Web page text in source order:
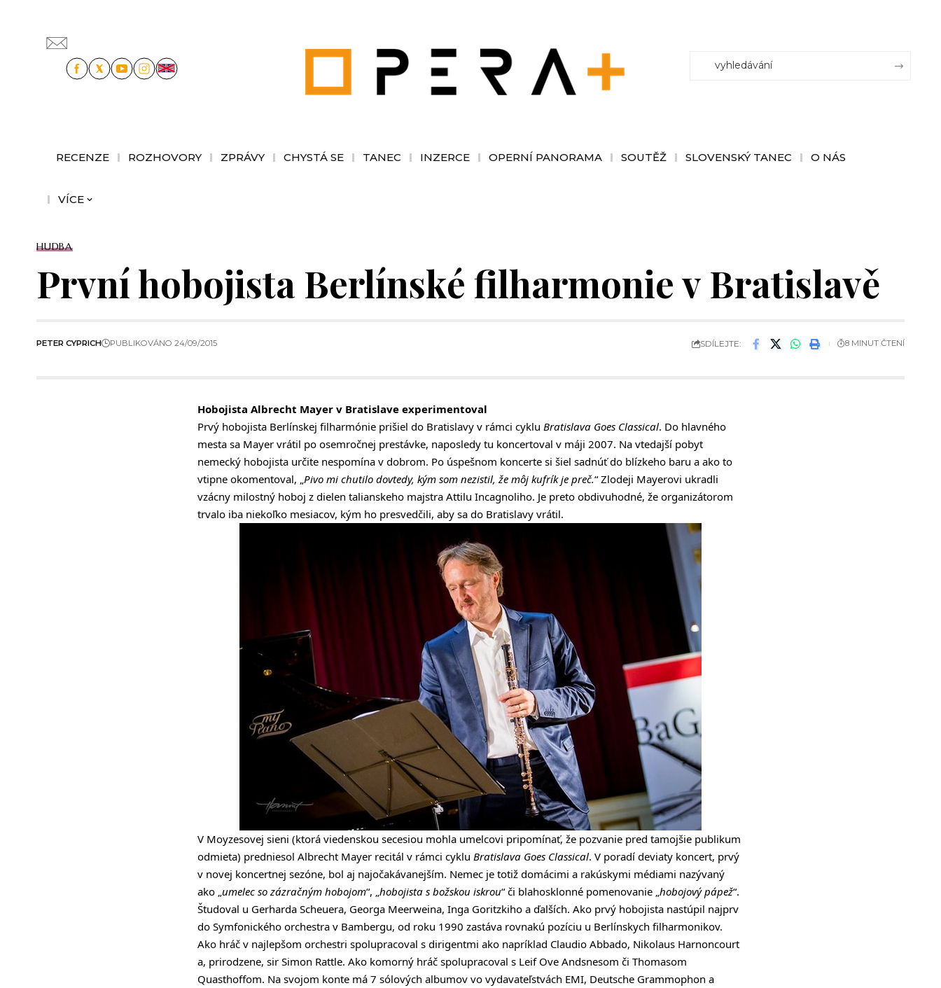
RECENZE ROZHOVORY ZPRÁVY CHYSTÁ SE TANEC INZERCE OPERNÍ PANORAMA SOUTĚŽ SLOVENSKÝ TANEC O NÁS
VÍCE
HUDBA
První hobojista Berlínské filharmonie v Bratislavě
PETER CYPRICH PUBLIKOVÁNO 24/09/2015 SDÍLEJTE: 8 MINUT ČTENÍ
Hobojista Albrecht Mayer v Bratislave experimentoval
Prvý hobojista Berlínskej filharmónie prišiel do Bratislavy v rámci cyklu Bratislava Goes Classical. Do hlavného
mesta sa Mayer vrátil po osemročnej prestávke, naposledy tu koncertoval v máji 2007. Na vtedajší pobyt
nemecký hobojista určite nespomína v dobrom. Po úspešnom koncerte si šiel sadnúť do blízkeho baru a ako to
vtipne okomentoval, „ Pivo mi chutilo dovtedy, kým som nezistil, že môj kufrík je preč.“ Zlodeji Mayerovi ukradli
vzácny milostný hoboj z dielen talianskeho majstra Attilu Incagnoliho. Je preto obdivuhodné, že organizátorom
trvalo iba niekoľko mesiacov, kým ho presvedčili, aby sa do Bratislavy vrátil.
V Moyzesovej sieni (ktorá viedenskou secesiou mohla umelcovi pripomínať, že pozvanie pred tamojšie publikum
odmieta) predniesol Albrecht Mayer recitál v rámci cyklu Bratislava Goes Classical. V poradí deviaty koncert, prvý
v novej koncertnej sezóne, bol aj najočakávanejším. Nemec je totiž domácimi a rakúskymi médiami nazývaný
ako „ umelec so zázračným hobojom“, „ hobojista s božskou iskrou“ či blahosklonné pomenovanie „ hobojový pápež“.
Študoval u Gerharda Scheuera, Georga Meerweina, Inga Goritzkiho a ďalších. Ako prvý hobojista nastúpil najprv
do Symfonického orchestra v Bambergu, od roku 1990 zastáva rovnakú pozíciu u Berlínskych filharmonikov.
Ako hráč v najlepšom orchestri spolupracoval s dirigentmi ako napríklad Claudio Abbado, Nikolaus Harnoncourt
a, prirodzene, sir Simon Rattle. Ako komorný hráč spolupracoval s Leif Ove Andsnesom či Thomasom
Quasthoffom. Na svojom konte má 7 sólových albumov vo vydavateľstvách EMI, Deutsche Grammophon a